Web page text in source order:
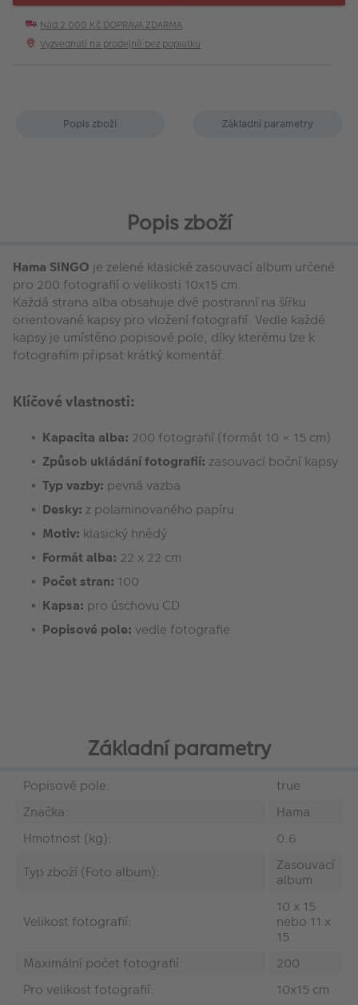
Nad 2 000 Kč DOPRAVA ZDARMA
Vyzvednutí na prodejně bez poplatku
Popis zboží Základní parametry
Popis zboží
Hama SINGO je zelené klasické zasouvací album určené
pro 200 fotografií o velikosti 10x15 cm.
Každá strana alba obsahuje dvě postranní na šířku
orientované kapsy pro vložení fotografií. Vedle každé
kapsy je umístěno popisové pole, díky kterému lze k
fotografiím připsat krátký komentář.
Klíčové vlastnosti:
Kapacita alba: 200 fotografií (formát 10 × 15 cm)
Způsob ukládání fotografií: zasouvací boční kapsy
Typ vazby: pevná vazba
Desky: z polaminovaného papíru
Motiv: klasický hnědý
Formát alba: 22 x 22 cm
Počet stran: 100
Kapsa: pro úschovu CD
Popisové pole: vedle fotografie
Základní parametry
Popisové pole:
true
Značka:
Hama
Hmotnost (kg):
0.6
Typ zboží (Foto album):
Zasouvací
album
Velikost fotografií:
10 x 15
nebo 11 x
15
Maximální počet fotografií:
200
Pro velikost fotografií:
10x15 cm